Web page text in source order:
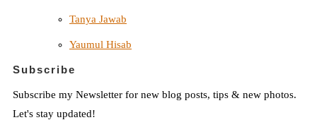
Tanya Jawab
Yaumul Hisab
Subscribe
Subscribe my Newsletter for new blog posts, tips & new photos.
Let's stay updated!